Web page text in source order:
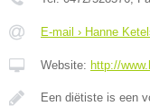
E-mail › Hanne
Website: http://
Een diëtiste is een